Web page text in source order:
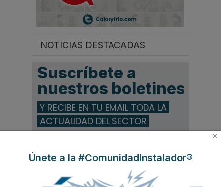
NOTICIAS DESTACADAS
Suscríbete a
nuestros boletines
Y RECIBE EN TU EMAIL TODA LA
ACTUALIDAD DEL SECTOR
Apellidos
Email *
×
Únete a la #ComunidadInstalador®